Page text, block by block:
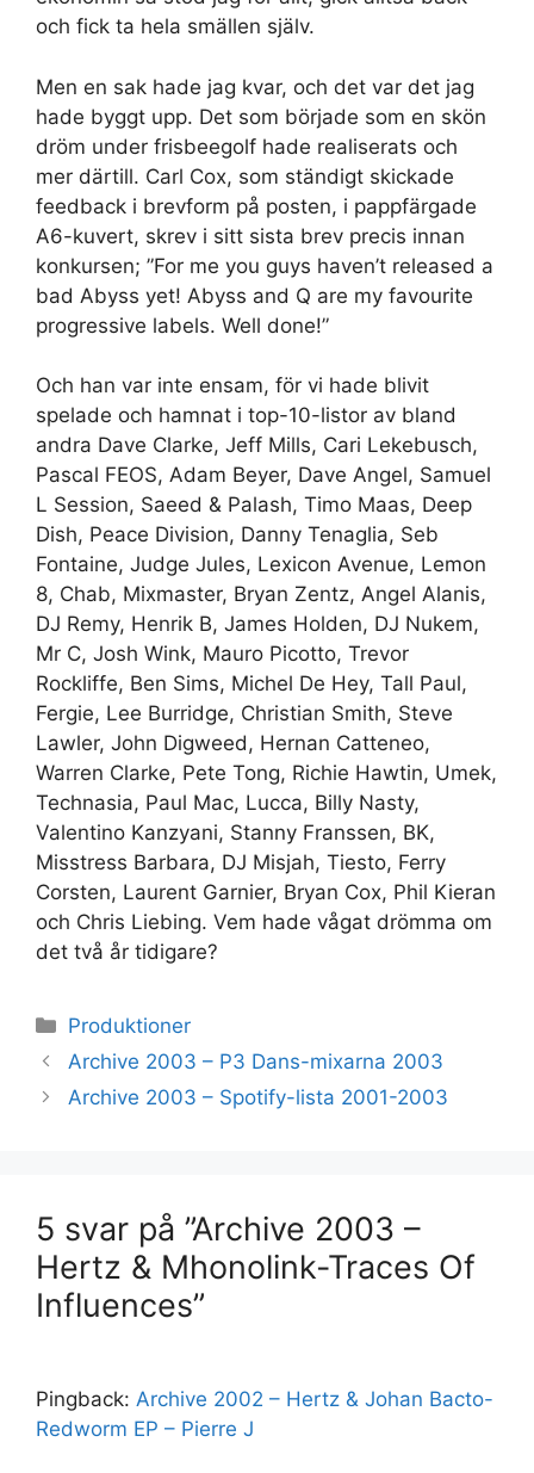
och fick ta hela smällen själv.
Men en sak hade jag kvar, och det var det jag
hade byggt upp. Det som började som en skön
dröm under frisbeegolf hade realiserats och
mer därtill. Carl Cox, som ständigt skickade
feedback i brevform på posten, i pappfärgade
A6-kuvert, skrev i sitt sista brev precis innan
konkursen; ”For me you guys haven’t released a
bad Abyss yet! Abyss and Q are my favourite
progressive labels. Well done!”
Och han var inte ensam, för vi hade blivit
spelade och hamnat i top-10-listor av bland
andra Dave Clarke, Jeff Mills, Cari Lekebusch,
Pascal FEOS, Adam Beyer, Dave Angel, Samuel
L Session, Saeed & Palash, Timo Maas, Deep
Dish, Peace Division, Danny Tenaglia, Seb
Fontaine, Judge Jules, Lexicon Avenue, Lemon
8, Chab, Mixmaster, Bryan Zentz, Angel Alanis,
DJ Remy, Henrik B, James Holden, DJ Nukem,
Mr C, Josh Wink, Mauro Picotto, Trevor
Rockliffe, Ben Sims, Michel De Hey, Tall Paul,
Fergie, Lee Burridge, Christian Smith, Steve
Lawler, John Digweed, Hernan Catteneo,
Warren Clarke, Pete Tong, Richie Hawtin, Umek,
Technasia, Paul Mac, Lucca, Billy Nasty,
Valentino Kanzyani, Stanny Franssen, BK,
Misstress Barbara, DJ Misjah, Tiesto, Ferry
Corsten, Laurent Garnier, Bryan Cox, Phil Kieran
och Chris Liebing. Vem hade vågat drömma om
det två år tidigare?
Kategorier
Produktioner
Archive 2003 – P3 Dans-mixarna 2003
Archive 2003 – Spotify-lista 2001-2003
5 svar på ”Archive 2003 –
Hertz & Mhonolink-Traces Of
Influences”
Pingback: Archive 2002 – Hertz & Johan Bacto-
Redworm EP – Pierre J